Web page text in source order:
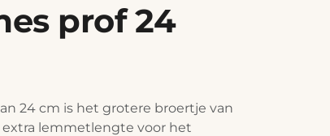
prof 24
24 cm is het grotere broertje van
lemmetlengte voor het